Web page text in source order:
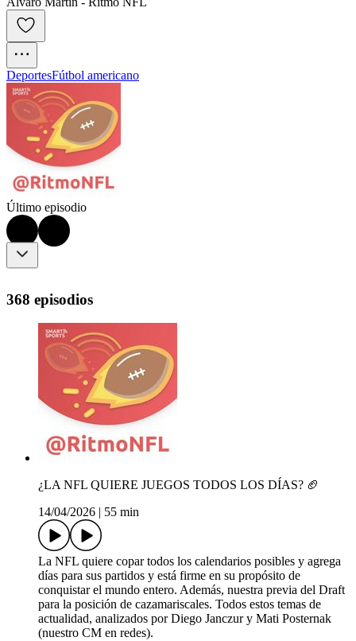
DeportesFútbol americano
Último episodio
368 episodios
¿LA NFL QUIERE JUEGOS TODOS LOS DÍAS? 🏈
14/04/2026
55 min
La NFL quiere copar todos los calendarios posibles y agrega
días para sus partidos y está firme en su propósito de
conquistar el mundo entero. Además, nuestra previa del Draft
para la posición de cazamariscales. Todos estos temas de
actualidad, analizados por Diego Janczur y Mati Posternak
(nuestro CM en redes).